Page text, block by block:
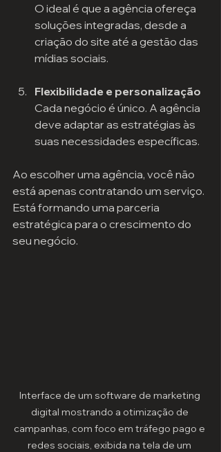
O ideal é que a agência ofereça
soluções integradas, desde a
criação do site até a gestão das
mídias sociais.
Flexibilidade e personalização
Cada negócio é único. A agência
deve adaptar as estratégias às
suas necessidades específicas.
Ao escolher uma agência, você não
está apenas contratando um serviço.
Está formando uma parceria
estratégica para o crescimento do
seu negócio.
Interface de um software de marketing
digital mostrando a otimização de
campanhas, com foco em tráfego pago e
redes sociais, exibida na tela de um